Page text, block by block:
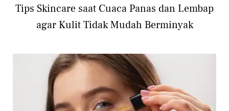
Tips Skincare saat Cuaca Panas dan Lembap
agar Kulit Tidak Mudah Berminyak